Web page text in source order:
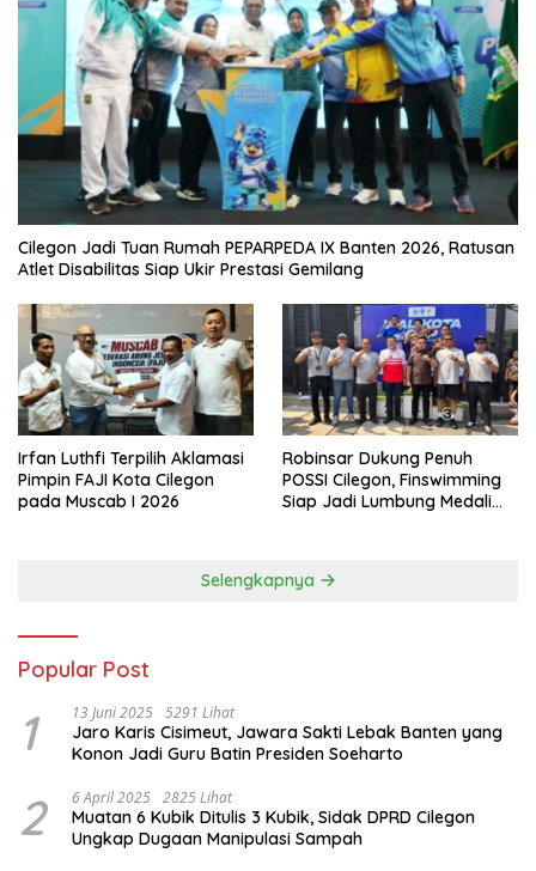
Cilegon Jadi Tuan Rumah PEPARPEDA IX Banten 2026, Ratusan
Atlet Disabilitas Siap Ukir Prestasi Gemilang
Irfan Luthfi Terpilih Aklamasi
Pimpin FAJI Kota Cilegon
pada Muscab I 2026
Robinsar Dukung Penuh
POSSI Cilegon, Finswimming
Siap Jadi Lumbung Medali
Selengkapnya
Popular Post
1 13 Juni 2025 5291 Lihat
Jaro Karis Cisimeut, Jawara Sakti Lebak Banten yang
Konon Jadi Guru Batin Presiden Soeharto
2 6 April 2025 2825 Lihat
Muatan 6 Kubik Ditulis 3 Kubik, Sidak DPRD Cilegon
Ungkap Dugaan Manipulasi Sampah